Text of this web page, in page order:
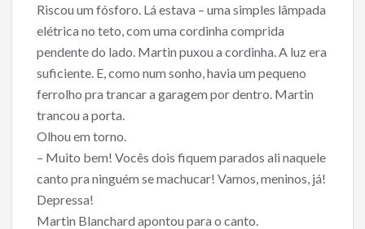
Riscou um fósforo. Lá estava – uma simples lâmpada
elétrica no teto, com uma cordinha comprida
pendente do lado. Martin puxou a cordinha. A luz era
suficiente. E, como num sonho, havia um pequeno
ferrolho pra trancar a garagem por dentro. Martin
trancou a porta.
Olhou em torno.
– Muito bem! Vocês dois fiquem parados ali naquele
canto pra ninguém se machucar! Vamos, meninos, já!
Depressa!
Martin Blanchard apontou para o canto.